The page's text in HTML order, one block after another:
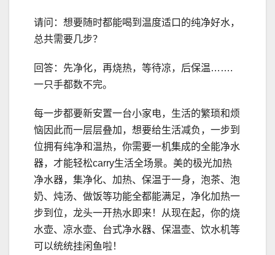
请问：想要随时都能喝到温度适口的纯净好水，
总共需要几步？
回答：先净化，再烧热，等待凉，后保温…….
一只手都数不完。
每一步都要新安置一台小家电，生活的繁琐和烦
恼因此而一层层叠加，想要给生活减负，一步到
位拥有纯净和温热，你需要一机集成的全能净水
器，才能轻松carry生活全场景。美的极光加热
净水器，集净化、加热、保温于一身，泡茶、泡
奶、炖汤、做饭等功能全都能满足，净化加热一
步到位，龙头一开热水即来！从现在起，你的烧
水壶、凉水壶、台式净水器、保温壶、饮水机等
可以统统挂闲鱼啦！